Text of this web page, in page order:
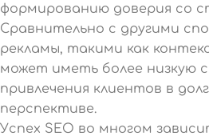
формированию доверия со
Сравнительно с другими
рекламы, такими как
может иметь более низкую
привлечения клиентов в
перспективе.
Успех SEO во многом